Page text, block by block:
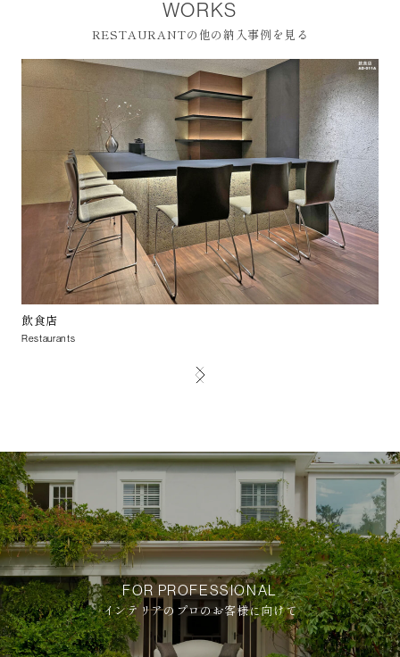
WORKS
RESTAURANTの他の納入事例を見る
飲食店
Restaurants
FOR PROFESSIONAL
インテリアのプロのお客様に向けて